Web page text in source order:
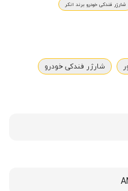
شارژر فندکی خودرو برند انکر
شارژر فندکی خودرو